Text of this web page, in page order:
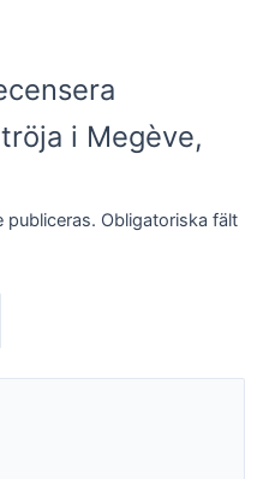
i Megève,
publiceras. Obligatoriska fält